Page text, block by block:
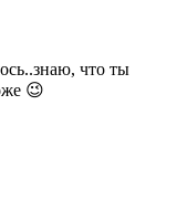
что ты
😉